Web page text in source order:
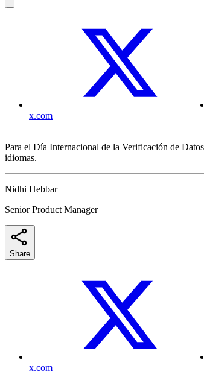
x.com
Para el Día Internacional de la Verificación de
idiomas.
Nidhi Hebbar
Senior Product Manager
Share
x.com